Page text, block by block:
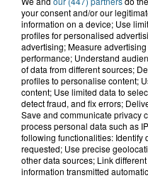
Saint-Omer : un
après l'explosion
Lucas
your consent and/or our
information on a device; Use
profiles for personalised
advertising; Measure
performance; Understand
of data from different sources;
profiles to personalise content;
content; Use limited data to
detect fraud, and fix errors;
Save and communicate privacy
process personal data such as
following functionalities: Identify
requested; Use precise
other data sources; Link
information transmitted